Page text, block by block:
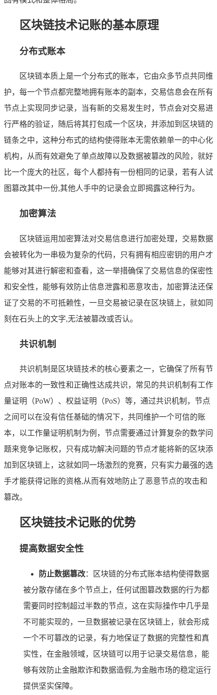
区块链技术记账的基本原理
分布式账本
区块链本质上是一个分布式的账本，它由众多节点共同维
护，每一个节点都完整地拥有账本的副本，交易信息会在所有
节点上实现同步记录，当有新的交易发生时，节点会对交易进
行严格的验证，随后将其打包成一个区块，并添加到区块链的
链条之中，这种分布式的结构使得账本无需依赖单一的中心化
机构，从而有效避免了单点故障以及数据被篡改的风险，就好
比一个庞大的社区，每个人都持有一份相同的记录，若有人试
图篡改其中一份,其他人手中的记录会立即揭露这种行为。
加密算法
区块链运用加密算法对交易信息进行加密处理，交易数据
会被转化为一串极为复杂的代码，只有拥有相应密钥的用户才
能够对其进行解密和查看，这一举措确保了交易信息的保密性
和安全性，能够有效防止信息泄露和恶意攻击，加密算法还保
证了交易的不可抵赖性，一旦交易被记录在区块链上，就如同
刻在石头上的文字,无法被篡改或否认。
共识机制
共识机制是区块链技术的核心要素之一，它确保了所有节
点对账本的一致性和正确性达成共识，常见的共识机制有工作
量证明（PoW）、权益证明（PoS）等，通过共识机制，节点
之间可以在没有信任基础的情况下，共同维护一个可信的账
本，以工作量证明机制为例，节点需要通过计算复杂的数学问
题来竞争记账权，只有成功解决问题的节点才能将新的区块添
加到区块链上，这就如同一场激烈的竞赛，只有实力最强的选
手才能获得记账的资格,从而有效地防止了恶意节点的攻击和
篡改。
区块链技术记账的优势
提高数据安全性
防止数据篡改：区块链的分布式账本结构使得数据
被分散存储在多个节点上，任何试图篡改数据的行为都
需要同时控制超过半数的节点，这在实际操作中几乎是
不可能实现的，一旦数据被记录在区块链上，就会形成
一个不可篡改的记录，有力地保证了数据的完整性和真
实性，在金融领域，区块链可以用于记录交易信息，能
够有效防止金融欺诈和数据造假,为金融市场的稳定运行
提供坚实保障。